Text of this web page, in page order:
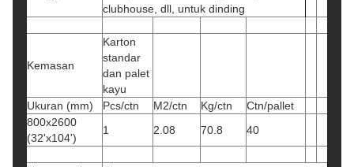
clubhouse, dll, untuk dinding
Kemasan
Karton
standar
dan palet
kayu
Ukuran (mm)
Pcs/ctn M2/ctn Kg/ctn
Ctn/pallet
800x2600
(32'x104')
1 2.08 70.8 40